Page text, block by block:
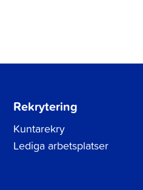
Rekrytering
Kuntarekry
Lediga arbetsplatser